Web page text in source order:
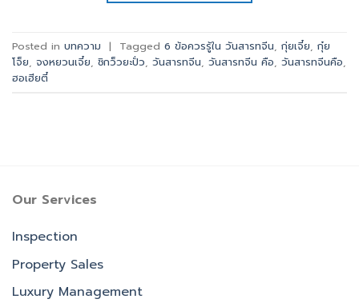
Posted in บทความ | Tagged 6 ข้อควรรู้ใน วันสารทจีน กุ่ยเจี๋ย กุ๋ย
โจ็ย จงหยวนเจี๋ย ชิกว็วยะปั่ว วันสารทจีน วันสารทจีน คือ วันสารทจีนคือ
ฮอเฮียตี๋
Our Services
Inspection
Property Sales
Luxury Management